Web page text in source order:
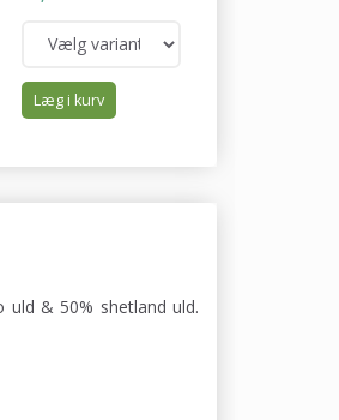
Læg i kurv
uld & 50% shetland uld.